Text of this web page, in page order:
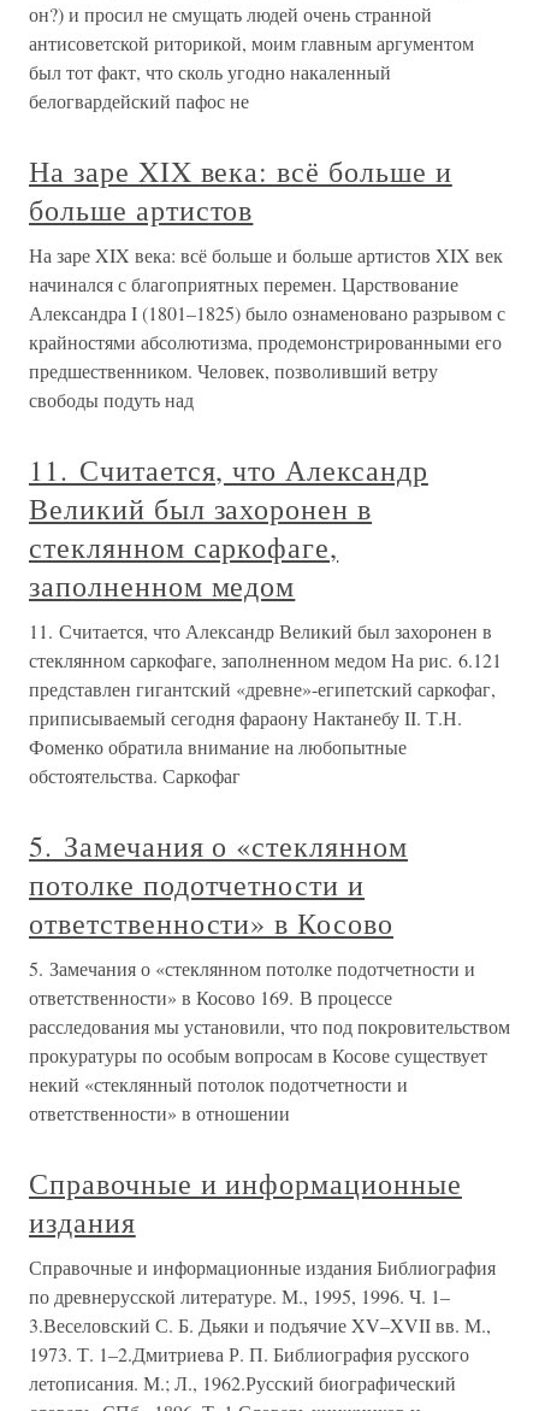
он?) и просил не смущать людей очень странной
антисоветской риторикой, моим главным аргументом
был тот факт, что сколь угодно накаленный
белогвардейский пафос не
На заре XIX века: всё больше и
больше артистов
На заре XIX века: всё больше и больше артистов XIX век
начинался с благоприятных перемен. Царствование
Александра I (1801–1825) было ознаменовано разрывом с
крайностями абсолютизма, продемонстрированными его
предшественником. Человек, позволивший ветру
свободы подуть над
11. Считается, что Александр
Великий был захоронен в
стеклянном саркофаге,
заполненном медом
11. Считается, что Александр Великий был захоронен в
стеклянном саркофаге, заполненном медом На рис. 6.121
представлен гигантский «древне»-египетский саркофаг,
приписываемый сегодня фараону Нактанебу II. Т.Н.
Фоменко обратила внимание на любопытные
обстоятельства. Саркофаг
5. Замечания о «стеклянном
потолке подотчетности и
ответственности» в Косово
5. Замечания о «стеклянном потолке подотчетности и
ответственности» в Косово 169. В процессе
расследования мы установили, что под покровительством
прокуратуры по особым вопросам в Косове существует
некий «стеклянный потолок подотчетности и
ответственности» в отношении
Справочные и информационные
издания
Справочные и информационные издания Библиография
по древнерусской литературе. М., 1995, 1996. Ч. 1–
3.Веселовский С. Б. Дьяки и подъячие XV–XVII вв. М.,
1973. Т. 1–2.Дмитриева Р. П. Библиография русского
летописания. М.; Л., 1962.Русский биографический